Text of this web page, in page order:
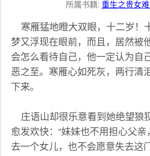
所属书籍: 重生之贵女
寒雁猛地瞪大双眼，十二岁！
梦又浮现在眼前，而且，居然
会怎么看待自己，他一定认为自
恶之至。寒雁心如死灰，两行清
下来。
庄语山却很乐意看到她绝望狼
愈发欢快：“妹妹也不用担心父
去一个女儿，也不会愿意失去这